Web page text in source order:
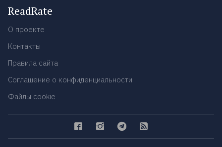
ReadRate
О проекте
Контакты
Правила сайта
Соглашение о конфиденциальности
Файлы cookie